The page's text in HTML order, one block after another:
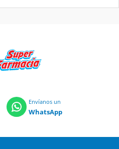
Envíanos un
WhatsApp